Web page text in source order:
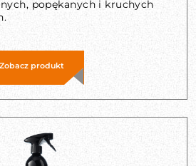
popękanych i kruchych
Zobacz produkt